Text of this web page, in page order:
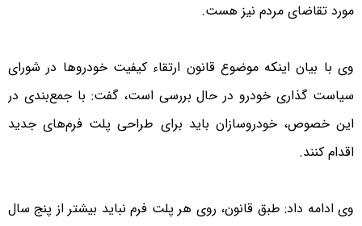
مورد تقاضای مردم نیز هست.
وی با بیان اینکه موضوع قانون ارتقاء کیفیت خودروها در شورای
سیاست گذاری خودرو در حال بررسی است، گفت: با جمع‌بندی در
این خصوص، خودروسازان باید برای طراحی پلت فرم‌های جدید
اقدام کنند.
وی ادامه داد: طبق قانون، روی هر پلت فرم نباید بیشتر از پنج سال